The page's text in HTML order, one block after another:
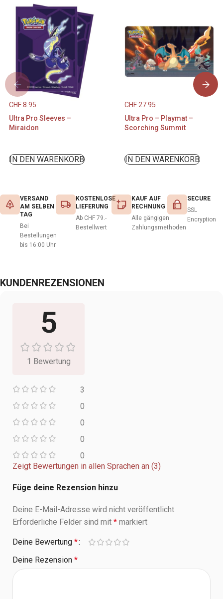
CHF8.95
Ultra Pro Sleeves –
Miraidon
IN DEN WARENKORB
CHF27.95
Ultra Pro – Playmat –
Scorching Summit
IN DEN WARENKORB
VERSAND
AM SELBEN
TAG
Bei
Bestellungen
bis 16:00 Uhr
KOSTENLOSE
LIEFERUNG
Ab CHF 79.-
Bestellwert
KAUF AUF
RECHNUNG
Alle gängigen
Zahlungsmethoden
SECURE
SSL
Encryption
KUNDENREZENSIONEN
5
1 Bewertung
3
0
0
0
0
Zeigt Bewertungen in allen Sprachen an (3)
Füge deine Rezension hinzu
Deine E-Mail-Adresse wird nicht veröffentlicht.
Erforderliche Felder sind mit * markiert
Deine Bewertung *
Deine Rezension *